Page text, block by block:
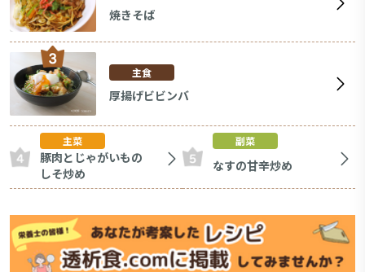
焼きそば
主食
厚揚げビビンバ
主菜
豚肉とじゃがいもの
しそ炒め
副菜
なすの甘辛炒め